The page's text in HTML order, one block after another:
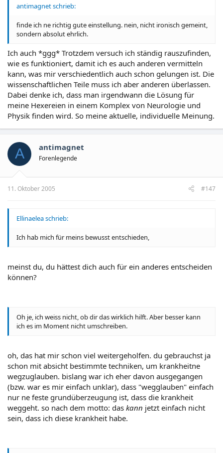
antimagnet schrieb:
finde ich ne richtig gute einstellung. nein, nicht ironisch gemeint,
sondern absolut ehrlich.
Ich auch *ggg* Trotzdem versuch ich ständig rauszufinden,
wie es funktioniert, damit ich es auch anderen vermitteln
kann, was mir verschiedentlich auch schon gelungen ist. Die
wissenschaftlichen Teile muss ich aber anderen überlassen.
Dabei denke ich, dass man irgendwann die Lösung für
meine Hexereien in einem Komplex von Neurologie und
Physik finden wird. So meine aktuelle, individuelle Meinung.
A antimagnet
Forenlegende
11. Oktober 2005 #147
Ellinaelea schrieb:
Ich hab mich für meins bewusst entschieden,
meinst du, du hättest dich auch für ein anderes entscheiden
können?
Oh je, ich weiss nicht, ob dir das wirklich hilft. Aber besser kann
ich es im Moment nicht umschreiben.
oh, das hat mir schon viel weitergeholfen. du gebrauchst ja
schon mit absicht bestimmte techniken, um krankheitne
wegzuglauben. bislang war ich eher davon ausgegangen
(bzw. war es mir einfach unklar), dass "wegglauben" einfach
nur ne feste grundüberzeugung ist, dass die krankheit
weggeht. so nach dem motto: das kann jetzt einfach nicht
sein, dass ich diese krankheit habe.